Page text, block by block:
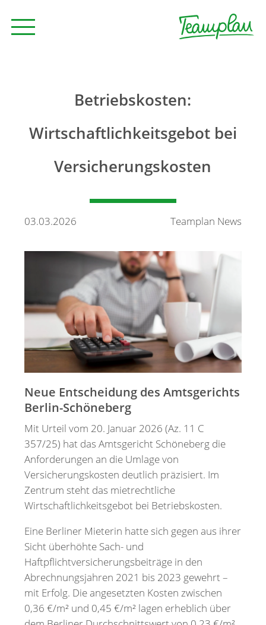
Beratung
Unternehmen
Kontakt
Newsletter
Betriebskosten:
Wirtschaftlichkeitsgebot bei
Versicherungskosten
03.03.2026 Teamplan News
Neue Entscheidung des Amtsgerichts
Berlin-Schöneberg
Mit Urteil vom 20. Januar 2026 (Az. 11 C
357/25) hat das Amtsgericht Schöneberg die
Anforderungen an die Umlage von
Versicherungskosten deutlich präzisiert. Im
Zentrum steht das mietrechtliche
Wirtschaftlichkeitsgebot bei Betriebskosten.
Eine Berliner Mieterin hatte sich gegen aus ihrer
Sicht überhöhte Sach- und
Haftpflichtversicherungsbeiträge in den
Abrechnungsjahren 2021 bis 2023 gewehrt –
mit Erfolg. Die angesetzten Kosten zwischen
0,36 €/m² und 0,45 €/m² lagen erheblich über